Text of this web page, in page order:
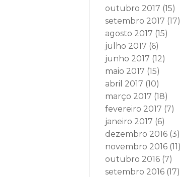
outubro 2017 (15)
setembro 2017 (17)
agosto 2017 (15)
julho 2017 (6)
junho 2017 (12)
maio 2017 (15)
abril 2017 (10)
março 2017 (18)
fevereiro 2017 (7)
janeiro 2017 (6)
dezembro 2016 (3)
novembro 2016 (11)
outubro 2016 (7)
setembro 2016 (17)